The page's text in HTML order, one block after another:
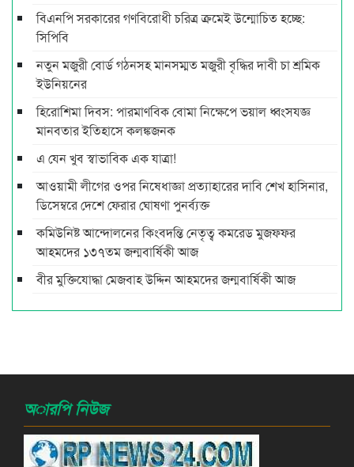
বিএনপি সরকারের গণবিরোধী চরিত্র ক্রমেই উন্মোচিত হচ্ছে:
সিপিবি
নতুন মজুরী বোর্ড গঠনসহ মানসম্মত মজুরী বৃদ্ধির দাবী চা শ্রমিক
ইউনিয়নের
হিরোশিমা দিবস: পারমাণবিক বোমা নিক্ষেপে ভয়াল ধ্বংসযজ্ঞ
মানবতার ইতিহাসে কলঙ্কজনক
এ যেন খুব স্বাভাবিক এক যাত্রা!
আওয়ামী লীগের ওপর নিষেধাজ্ঞা প্রত্যাহারের দাবি শেখ হাসিনার,
ডিসেম্বরে দেশে ফেরার ঘোষণা পুনর্ব্যক্ত
কমিউনিষ্ট আন্দোলনের কিংবদন্তি নেতৃত্ব কমরেড মুজফ্ফর
আহমদের ১৩৭তম জন্মবার্ষিকী আজ
বীর মুক্তিযোদ্ধা মেজবাহ উদ্দিন আহমদের জন্মবার্ষিকী আজ
অারপি নিউজ